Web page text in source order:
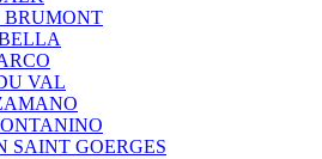
VAL
SAINT GOERGES